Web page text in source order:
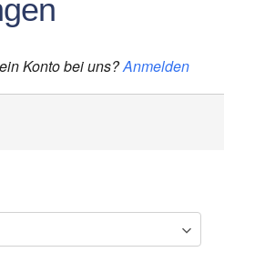
Konto bei uns?Anmelden